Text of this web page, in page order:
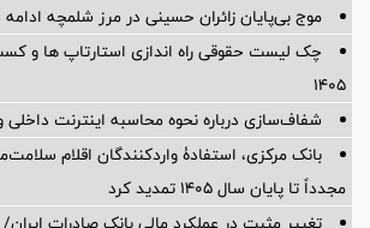
موج بی‌پایان زائران حسینی در مرز شلمچه ادامه
چک لیست حقوقی راه اندازی استارتاپ ها و
۱۴۰۵
شفاف‌سازی درباره نحوه محاسبه اینترنت داخلی
بانک مرکزی، استفادۀ واردکنندگان اقلام
مجدداً تا پایان سال ۱۴۰۵ تمدید کرد